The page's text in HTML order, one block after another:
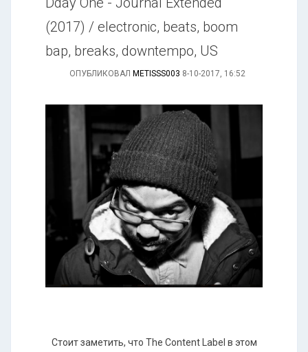
(2017) / electronic, beats, boom
bap, breaks, downtempo, US
ОПУБЛИКОВАЛ METISSS003 8-10-2017, 16:52
Стоит заметить, что The Content Label в этом